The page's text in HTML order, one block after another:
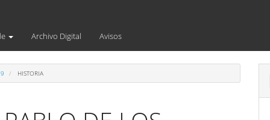
Archivo Digital Avisos
HISTORIA